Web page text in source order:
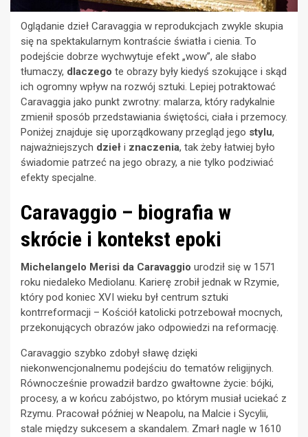
Oglądanie dzieł Caravaggia w reprodukcjach zwykle skupia
się na spektakularnym kontraście światła i cienia. To
podejście dobrze wychwytuje efekt „wow”, ale słabo
tłumaczy, dlaczego te obrazy były kiedyś szokujące i skąd
ich ogromny wpływ na rozwój sztuki. Lepiej potraktować
Caravaggia jako punkt zwrotny: malarza, który radykalnie
zmienił sposób przedstawiania świętości, ciała i przemocy.
Poniżej znajduje się uporządkowany przegląd jego stylu,
najważniejszych dzieł i znaczenia, tak żeby łatwiej było
świadomie patrzeć na jego obrazy, a nie tylko podziwiać
efekty specjalne.
Caravaggio – biografia w
skrócie i kontekst epoki
Michelangelo Merisi da Caravaggio urodził się w 1571
roku niedaleko Mediolanu. Karierę zrobił jednak w Rzymie,
który pod koniec XVI wieku był centrum sztuki
kontrreformacji – Kościół katolicki potrzebował mocnych,
przekonujących obrazów jako odpowiedzi na reformację.
Caravaggio szybko zdobył sławę dzięki
niekonwencjonalnemu podejściu do tematów religijnych.
Równocześnie prowadził bardzo gwałtowne życie: bójki,
procesy, a w końcu zabójstwo, po którym musiał uciekać z
Rzymu. Pracował później w Neapolu, na Malcie i Sycylii,
stale między sukcesem a skandalem. Zmarł nagle w 1610